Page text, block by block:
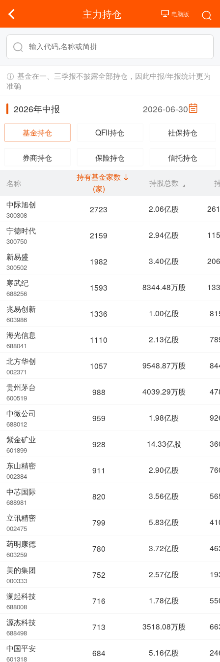
主力持仓
基金在一、三季报不披露全部持仓，因此中报/年报统计更为
准确
2026年中报 2026-06-30
基金持仓 QFII持仓 社保持仓
券商持仓 保险持仓 信托持仓
名称
中际旭创
300308
宁德时代
300750
新易盛
300502
寒武纪
688256
兆易创新
603986
海光信息
688041
北方华创
002371
贵州茅台
600519
中微公司
688012
紫金矿业
601899
东山精密
002384
中芯国际
688981
立讯精密
002475
药明康德
603259
美的集团
000333
澜起科技
688008
源杰科技
688498
中国平安
601318
持有基金家数
(家)
持股总数
2723 2.06亿股
2159 2.94亿股
1982 3.40亿股
1593 8344.48万股
1336 1.00亿股
1110 2.13亿股
1057 9548.87万股
988 4039.29万股
959 1.98亿股
928 14.33亿股
911 2.90亿股
820 3.56亿股
799 5.83亿股
780 3.72亿股
752 2.57亿股
716 1.78亿股
713 3518.08万股
684 5.16亿股